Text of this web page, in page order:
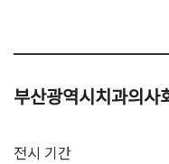
부산광역시치과의사
전시 기간